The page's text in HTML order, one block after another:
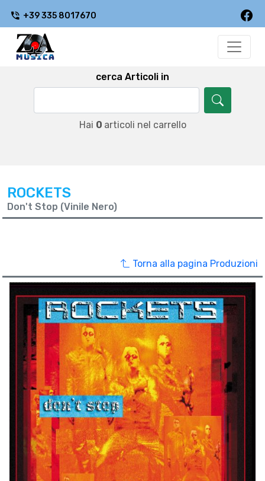
+39 335 8017670
cerca Articoli in
Hai 0 articoli nel carrello
ROCKETS
Don't Stop (Vinile Nero)
Torna alla pagina Produzioni